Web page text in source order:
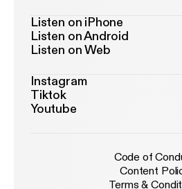
Listen on iPhone
Listen on Android
Listen on Web
Instagram
Tiktok
Youtube
Code of
Content
Terms &